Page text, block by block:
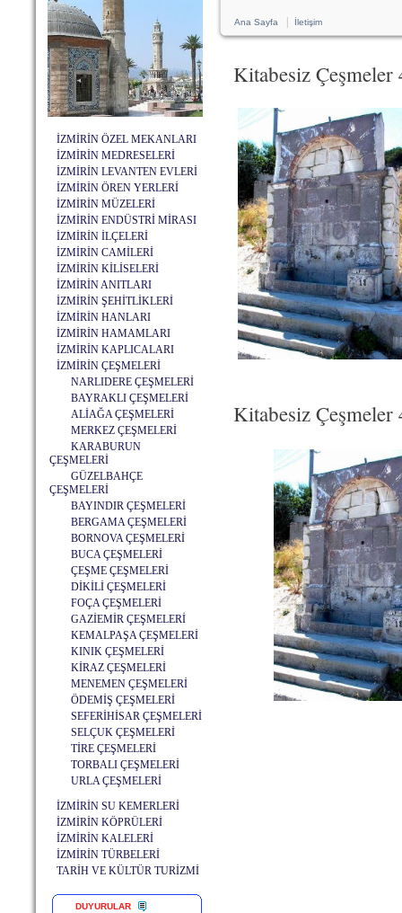
İZMİRİN ÖZEL MEKANLARI
İZMİRİN MEDRESELERİ
İZMİRİN LEVANTEN EVLERİ
İZMİRİN ÖREN YERLERİ
İZMİRİN MÜZELERİ
İZMİRİN ENDÜSTRİ MİRASI
İZMİRİN İLÇELERİ
İZMİRİN CAMİLERİ
İZMİRİN KİLİSELERİ
İZMİRİN ANITLARI
İZMİRİN ŞEHİTLİKLERİ
İZMİRİN HANLARI
İZMİRİN HAMAMLARI
İZMİRİN KAPLICALARI
İZMİRİN ÇEŞMELERİ
NARLIDERE ÇEŞMELERİ
BAYRAKLI ÇEŞMELERİ
ALİAĞA ÇEŞMELERİ
MERKEZ ÇEŞMELERİ
KARABURUN
ÇEŞMELERİ
GÜZELBAHÇE
ÇEŞMELERİ
BAYINDIR ÇEŞMELERİ
BERGAMA ÇEŞMELERİ
BORNOVA ÇEŞMELERİ
BUCA ÇEŞMELERİ
ÇEŞME ÇEŞMELERİ
DİKİLİ ÇEŞMELERİ
FOÇA ÇEŞMELERİ
GAZİEMİR ÇEŞMELERİ
KEMALPAŞA ÇEŞMELERİ
KINIK ÇEŞMELERİ
KİRAZ ÇEŞMELERİ
MENEMEN ÇEŞMELERİ
ÖDEMİŞ ÇEŞMELERİ
SEFERİHİSAR ÇEŞMELERİ
SELÇUK ÇEŞMELERİ
TİRE ÇEŞMELERİ
TORBALI ÇEŞMELERİ
URLA ÇEŞMELERİ
İZMİRİN SU KEMERLERİ
İZMİRİN KÖPRÜLERİ
İZMİRİN KALELERİ
İZMİRİN TÜRBELERİ
TARİH VE KÜLTÜR TURİZMİ
DUYURULAR
Ana Sayfa| İletişim
Kitabesiz
Kitabesiz